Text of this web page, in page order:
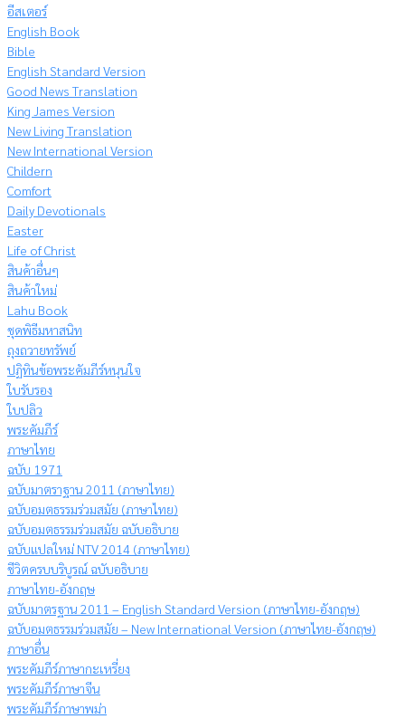
อีสเตอร์
English Book
Bible
English Standard Version
Good News Translation
King James Version
New Living Translation
New International Version
Childern
Comfort
Daily Devotionals
Easter
Life of Christ
สินค้าอื่นๆ
สินค้าใหม่
Lahu Book
ชุดพิธีมหาสนิท
ถุงถวายทรัพย์
ปฏิทินข้อพระคัมภีร์หนุนใจ
ใบรับรอง
ใบปลิว
พระคัมภีร์
ภาษาไทย
ฉบับ 1971
ฉบับมาตราฐาน 2011 (ภาษาไทย)
ฉบับอมตธรรมร่วมสมัย (ภาษาไทย)
ฉบับอมตธรรมร่วมสมัย ฉบับอธิบาย
ฉบับแปลใหม่ NTV 2014 (ภาษาไทย)
ชีวิตครบบริบูรณ์ ฉบับอธิบาย
ภาษาไทย-อังกฤษ
ฉบับมาตรฐาน 2011 – English Standard Version (ภาษาไทย-อังกฤษ)
ฉบับอมตธรรมร่วมสมัย – New International Version (ภาษาไทย-อังกฤษ)
ภาษาอื่น
พระคัมภีร์ภาษากะเหรี่ยง
พระคัมภีร์ภาษาจีน
พระคัมภีร์ภาษาพม่า